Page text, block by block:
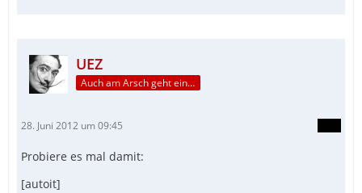
UEZ
Auch am Arsch geht ein Weg vorbei...
28. Juni 2012 um 09:45
Probiere es mal damit:
[autoit]